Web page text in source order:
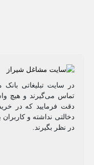
در سایت تبلیغاتی بانک
تماس می‌گیرند و هیچ
دقت فرمایید که در
دخالتی نداشته و
در نظر بگیرند.